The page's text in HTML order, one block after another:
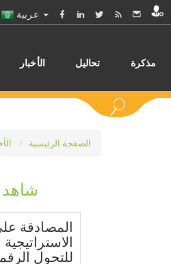
الأخبار تحاليل مذكرة
الصفحة الرئيسية
شاهد
المصادقة
للتحول